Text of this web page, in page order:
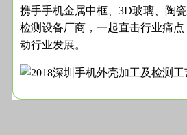
携手手机金属中框、3D玻璃、陶
检测设备厂商，一起直击行业痛
动行业发展。